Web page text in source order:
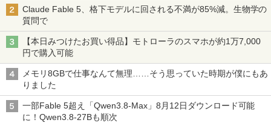
Claude Fable 5、格下モデルに回される不満が85%減。生物学の
質問で
【本日みつけたお買い得品】モトローラのスマホが約1万7,000
円で購入可能
メモリ8GBで仕事なんて無理……そう思っていた時期が僕にもあ
りました
一部Fable 5超え「Qwen3.8-Max」8月12日ダウンロード可能
に！Qwen3.8-27Bも順次